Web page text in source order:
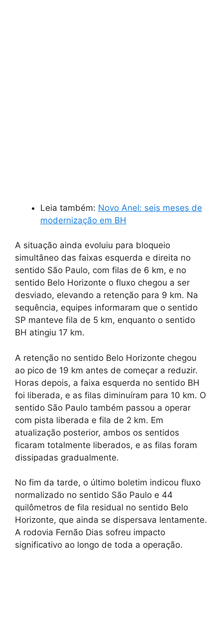
Leia também: Novo Anel: seis meses de
modernização em BH
A situação ainda evoluiu para bloqueio
simultâneo das faixas esquerda e direita no
sentido São Paulo, com filas de 6 km, e no
sentido Belo Horizonte o fluxo chegou a ser
desviado, elevando a retenção para 9 km. Na
sequência, equipes informaram que o sentido
SP manteve fila de 5 km, enquanto o sentido
BH atingiu 17 km.
A retenção no sentido Belo Horizonte chegou
ao pico de 19 km antes de começar a reduzir.
Horas depois, a faixa esquerda no sentido BH
foi liberada, e as filas diminuíram para 10 km. O
sentido São Paulo também passou a operar
com pista liberada e fila de 2 km. Em
atualização posterior, ambos os sentidos
ficaram totalmente liberados, e as filas foram
dissipadas gradualmente.
No fim da tarde, o último boletim indicou fluxo
normalizado no sentido São Paulo e 44
quilômetros de fila residual no sentido Belo
Horizonte, que ainda se dispersava lentamente.
A rodovia Fernão Dias sofreu impacto
significativo ao longo de toda a operação.